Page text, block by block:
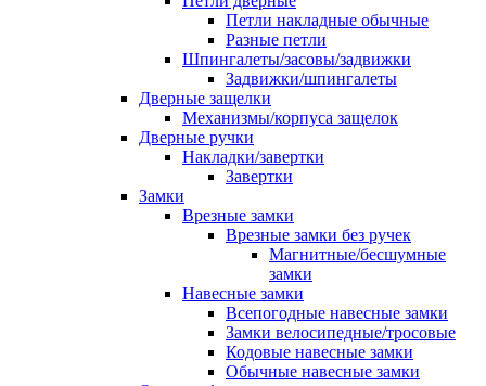
Петли накладные обычные
Разные петли
Шпингалеты/засовы/задвижки
Задвижки/шпингалеты
Дверные защелки
Механизмы/корпуса защелок
Дверные ручки
Накладки/завертки
Завертки
Замки
Врезные замки
Врезные замки без ручек
Магнитные/бесшумные
замки
Навесные замки
Всепогодные навесные замки
Замки велосипедные/тросовые
Кодовые навесные замки
Обычные навесные замки